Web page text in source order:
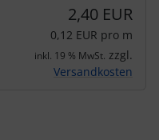
2,40 EUR
0,12 EUR pro m
inkl. 19 % MwSt. zzgl.
Versandkosten